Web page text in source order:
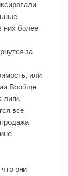
них более
за
или
Вообще
лиги,
все
они